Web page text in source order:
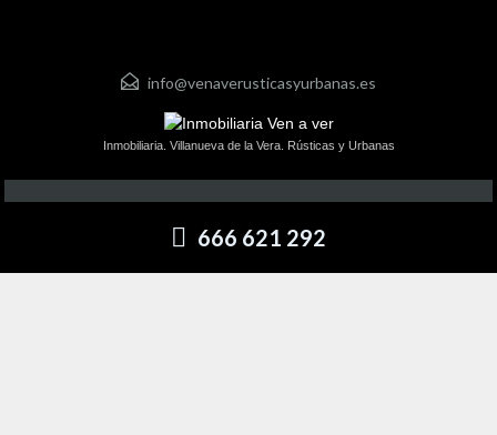
info@venaverusticasyurbanas.es
Inmobiliaria. Villanueva de la Vera. Rústicas y Urbanas
666 621 292